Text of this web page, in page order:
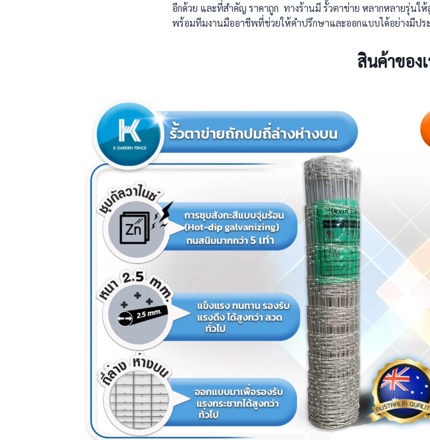
อีกด้วย และที่สำคัญ ราคาถูก ทางร้านมี รั้วตาข่าย หลากหลายรุ่นใ
พร้อมทีมงานมืออาชีพที่ช่วยให้คำปรึกษาและออกแบบได้อย่างมีปร
สินค้าของ